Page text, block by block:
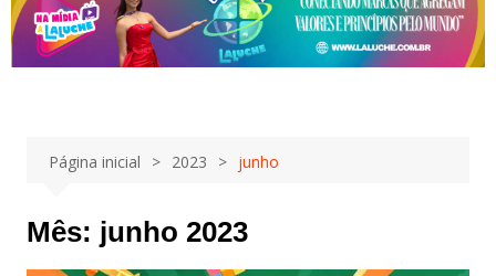
Página inicial 2023 junho
Mês: junho 2023